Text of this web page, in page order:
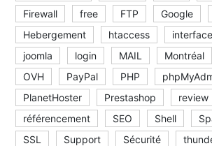
Firewall
free FTP Google
Hebergement
htaccess interface
joomla
login MAIL Montréal
OVH
PayPal PHP
PlanetHoster
Prestashop review
référencement
SEO Shell
SSL
Support Sécurité